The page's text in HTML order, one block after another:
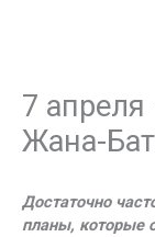
7
Жана-
Достаточно
планы, которые